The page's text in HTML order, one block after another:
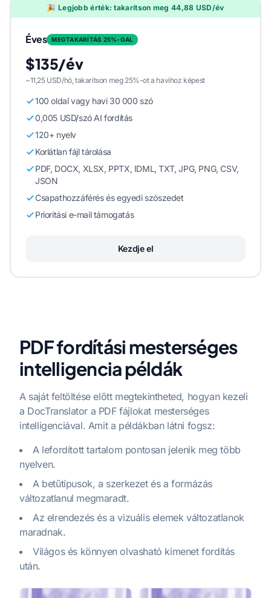
🎉 Legjobb érték: takarítson meg 44,88 USD/év
Éves MEGTAKARÍTÁS 25%-GAL
$135/év
~11,25 USD/hó, takarítson meg 25%-ot a havihoz képest
100 oldal vagy havi 30 000 szó
0,005 USD/szó AI fordítás
120+ nyelv
Korlátlan fájl tárolása
PDF, DOCX, XLSX, PPTX, IDML, TXT, JPG, PNG, CSV,
JSON
Csapathozzáférés és egyedi szószedet
Prioritási e-mail támogatás
Kezdje el
PDF fordítási mesterséges
intelligencia példák
A saját feltöltése előtt megtekintheted, hogyan kezeli
a DocTranslator a PDF fájlokat mesterséges
intelligenciával. Amit a példákban látni fogsz:
A lefordított tartalom pontosan jelenik meg több
nyelven.
A betűtípusok, a szerkezet és a formázás
változatlanul megmaradt.
Az elrendezés és a vizuális elemek változatlanok
maradnak.
Világos és könnyen olvasható kimenet fordítás
után.